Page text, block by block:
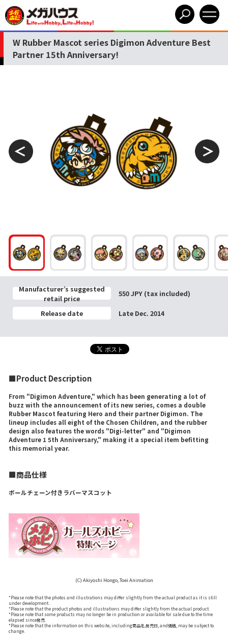
W Rubber Mascot series Digimon Adventure Best
Partner 15th Anniversary!
Manufacturer’s suggested
retail price
550 JPY (tax included)
Release date Late Dec. 2014
■Product Description
From "Digimon Adventure," which has been generating a lot of
buzz with the announcement of its new series, comes a double
Rubber Mascot featuring Hero and their partner Digimon. The
lineup includes all eight of the Chosen Children, and the rubber
design also features the words "Digi-letter" and "Digimon
Adventure 1 5th Anniversary," making it a special item befitting
this memorial year.
■商品仕様
ボールチェーン付きラバーマスコット
(C) Akiyoshi Hongo, Toei Animation
*Please note that the photos and illustrations may differ slightly from the actual product as it is still
under development.
*Please note that the product photos and illustrations may differ slightly from the actual product.
*Please note that some products may no longer be in production or available for sale due to the time
elapsed since発売.
*Please note that the information on this website, including商品名,発売日, and価格, may be subject to
change.